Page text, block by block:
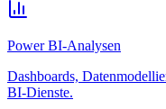
Power BI-Analysen
Dashboards,
BI-Dienste.